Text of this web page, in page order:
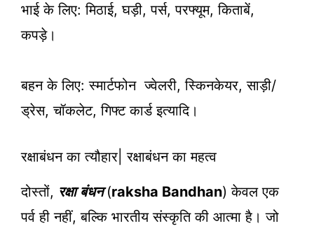
भाई के लिए: मिठाई, घड़ी, पर्स, परफ्यूम, किताबें,
कपड़े।
बहन के लिए: स्मार्टफोन ज्वेलरी, स्किनकेयर, साड़ी/
ड्रेस, चॉकलेट, गिफ्ट कार्ड इत्यादि।
रक्षाबंधन का त्यौहार| रक्षाबंधन का महत्व
दोस्तों, रक्षा बंधन (raksha Bandhan) केवल एक
पर्व ही नहीं, बल्कि भारतीय संस्कृति की आत्मा है। जो